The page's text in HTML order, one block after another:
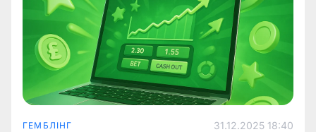
ГЕМБЛІНГ 31.12.2025 18:40